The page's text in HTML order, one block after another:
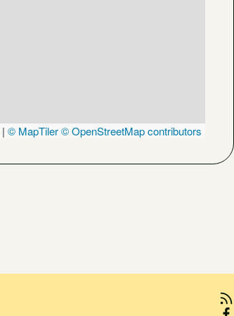
| © MapTiler© OpenStreetMap contributors